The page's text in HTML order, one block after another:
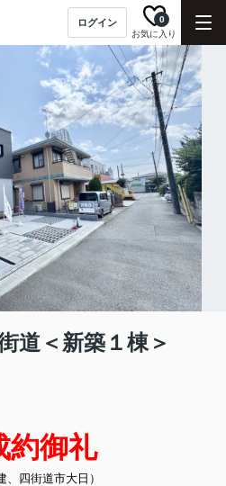
ログイン
お気に入り
0
道＜新築１棟＞
約御礼
、四街道市大日）